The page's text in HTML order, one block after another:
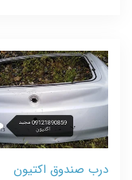
درب صندوق اکتیون